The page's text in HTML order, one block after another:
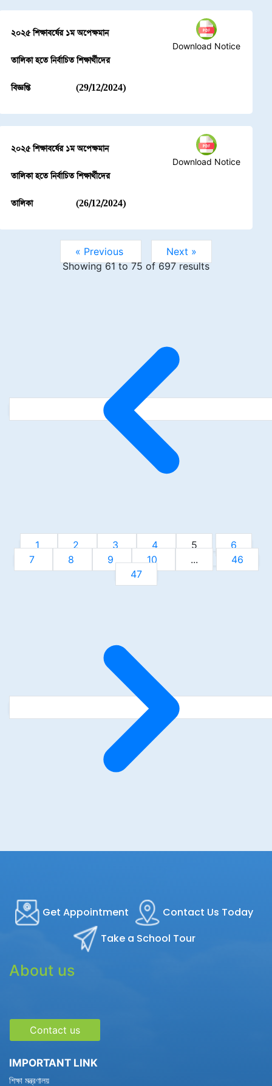
২০২৫ শিক্ষাবর্ষের ১ম অপেক্ষমান
তালিকা হতে নির্বাচিত শিক্ষার্থীদের
বিজ্ঞপ্তি (29/12/2024)
Download Notice
২০২৫ শিক্ষাবর্ষের ১ম অপেক্ষমান
তালিকা হতে নির্বাচিত শিক্ষার্থীদের
তালিকা (26/12/2024)
Download Notice
« Previous
Next »
Showing61to75 of697results
1 2 3 4 5
6
7
8 9 10 ...
46
47
Get Appointment
Contact Us Today
Take a School Tour
About us
Contact us
IMPORTANT LINK
শিক্ষা মন্ত্রণালয়